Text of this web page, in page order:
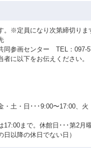
。※定員になり次第締切りま
同参画センター TEL：097-
者に以下をお伝えください。
・土・日･･･9:00〜17:00、火
まで。休館日･･･第2月
日以降の休日でない日）